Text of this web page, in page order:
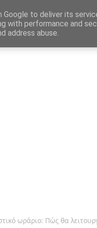
Site Map
Ενημέρωση Αγγελίες
ωράριο: Πώς θα
to deliver its
with performance and
address abuse.